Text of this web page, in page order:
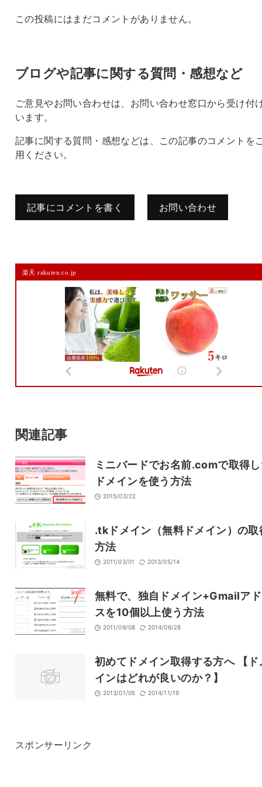
この投稿にはまだコメントがありません。
ブログや記事に関する質問・感想など
ご意見やお問い合わせは、お問い合わせ窓口から受け付
います。
記事に関する質問・感想などは、この記事のコメントを
用ください。
記事にコメントを書く お問い合わせ
メールアドレスは公開されません。
また、コメント欄には、必ず日本語を含めてください（スパム対策）。
サイト
楽天 rakuten.co.jp
関連記事
ミニバードでお名前.comで取得
ドメインを使う方法
2015/03/22
.tkドメイン（無料ドメイン）の取
方法
2011/03/01 2013/05/14
無料で、独自ドメイン+Gmailア
スを10個以上使う方法
2011/09/08 2014/06/28
初めてドメイン取得する方へ 【ド
インはどれが良いのか？】
2013/01/05 2014/11/19
スポンサーリンク